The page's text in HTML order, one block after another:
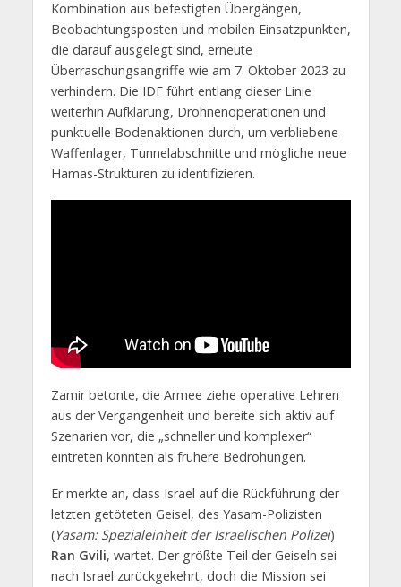
Kombination aus befestigten Übergängen,
Beobachtungsposten und mobilen Einsatzpunkten,
die darauf ausgelegt sind, erneute
Überraschungsangriffe wie am 7. Oktober 2023 zu
verhindern. Die IDF führt entlang dieser Linie
weiterhin Aufklärung, Drohnenoperationen und
punktuelle Bodenaktionen durch, um verbliebene
Waffenlager, Tunnelabschnitte und mögliche neue
Hamas-Strukturen zu identifizieren.
Zamir betonte, die Armee ziehe operative Lehren
aus der Vergangenheit und bereite sich aktiv auf
Szenarien vor, die „schneller und komplexer“
eintreten könnten als frühere Bedrohungen.
Er merkte an, dass Israel auf die Rückführung der
letzten getöteten Geisel, des Yasam-Polizisten
(Yasam: Spezialeinheit der Israelischen Polizei)
Ran Gvili, wartet. Der größte Teil der Geiseln sei
nach Israel zurückgekehrt, doch die Mission sei